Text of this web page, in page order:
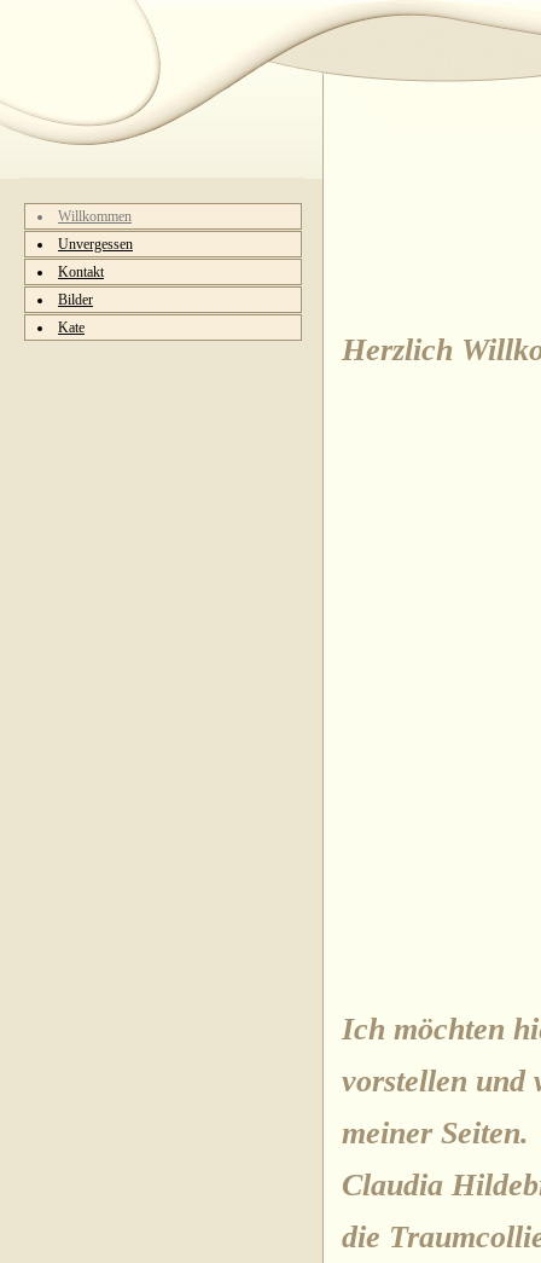
Willkommen
Unvergessen
Kontakt
Bilder
Kate
Herzlich
Ich möchten
vorstellen und
meiner Seiten.
Claudia
die